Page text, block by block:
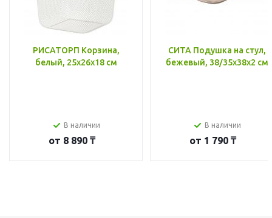
РИСАТОРП Корзина,
белый, 25x26x18 см
В наличии
от 8 890 ₸
СИТА Подушка на стул,
бежевый, 38/35x38x2 см
В наличии
от 1 790 ₸